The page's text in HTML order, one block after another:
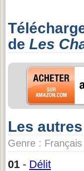
de Les
Les
Genre :
01 - Délit